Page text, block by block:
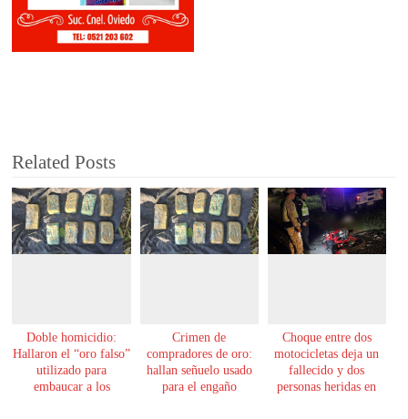
Related Posts
Doble homicidio:
Hallaron el “oro falso”
utilizado para
embaucar a los
Crimen de
compradores de oro:
hallan señuelo usado
para el engaño
Choque entre dos
motocicletas deja un
fallecido y dos
personas heridas en